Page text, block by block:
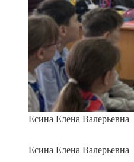
Есина Елена Валерьевна
Есина Елена Валерьевна